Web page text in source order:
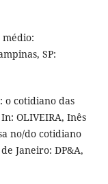
médio:
SP:
o cotidiano das
OLIVEIRA, Inês
no/do cotidiano
Janeiro: DP&A,